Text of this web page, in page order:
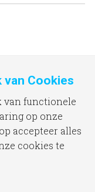
van Cookies
van functionele
op onze
accepteer alles
cookies te